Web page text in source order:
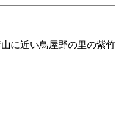
に近い鳥屋野の里の紫竹